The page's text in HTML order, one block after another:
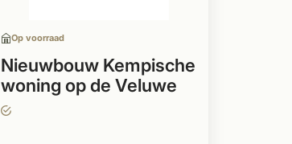
Op voorraad
Nieuwbouw Kempische
woning op de Veluwe